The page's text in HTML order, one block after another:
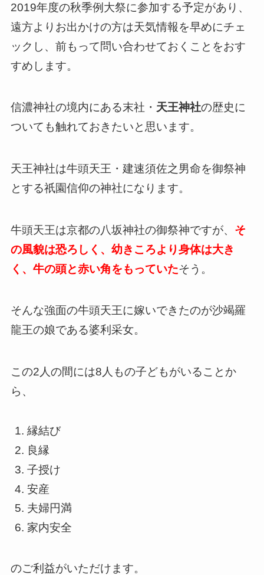
2019年度の秋季例大祭に参加する予定があり、
遠方よりお出かけの方は天気情報を早めにチェ
ックし、前もって問い合わせておくことをおす
すめします。
信濃神社の境内にある末社・ 天王神社の歴史に
ついても触れておきたいと思います。
天王神社は牛頭天王・建速須佐之男命を御祭神
とする祇園信仰の神社になります。
牛頭天王は京都の八坂神社の御祭神ですが、 そ
の風貌は恐ろしく、幼きころより身体は大き
く、牛の頭と赤い角をもっていたそう。
そんな強面の牛頭天王に嫁いできたのが沙竭羅
龍王の娘である婆利采女。
この2人の間には8人もの子どもがいることか
ら、
縁結び
良縁
子授け
安産
夫婦円満
家内安全
のご利益がいただけます。